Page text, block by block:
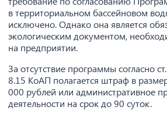
в территориальном бассейновом
исключено. Однако она является
экологическим документом,
на предприятии.
За отсутствие программы согласно
8.15 КоАП полагается штраф в
000 рублей или административное
деятельности на срок до 90 суток.